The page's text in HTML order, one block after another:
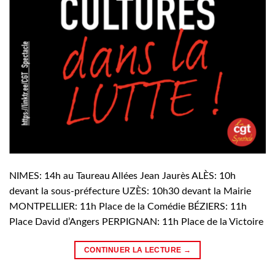
NIMES: 14h au Taureau Allées Jean Jaurès ALÈS: 10h
devant la sous-préfecture UZÈS: 10h30 devant la Mairie
MONTPELLIER: 11h Place de la Comédie BÉZIERS: 11h
Place David d’Angers PERPIGNAN: 11h Place de la Victoire
CONTINUER LA LECTURE →